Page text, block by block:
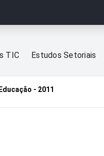
TIC Estudos Setoriais
- 2011